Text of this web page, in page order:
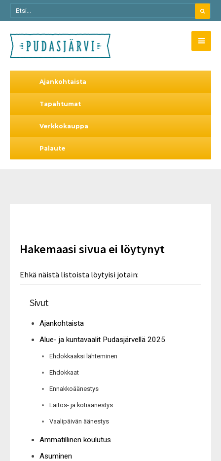
Ajankohtaista
Tapahtumat
Verkkokauppa
Palaute
Hakemaasi sivua ei löytynyt
Ehkä näistä listoista löytyisi jotain:
Sivut
Ajankohtaista
Alue- ja kuntavaalit Pudasjärvellä 2025
Ehdokkaaksi lähteminen
Ehdokkaat
Ennakkoäänestys
Laitos- ja kotiäänestys
Vaalipäivän äänestys
Ammatillinen koulutus
Asuminen